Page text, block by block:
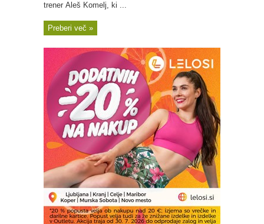
trener Aleš Komelj, ki ...
Preberi več »